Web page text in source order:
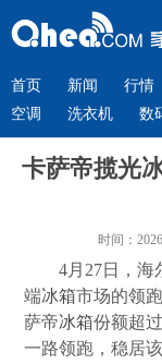
首页 新闻 行情
空调
洗衣机 数
卡萨帝揽光
时间：
4月27日，海
端冰箱市场的领
萨帝冰箱份额超
一路领跑，稳居